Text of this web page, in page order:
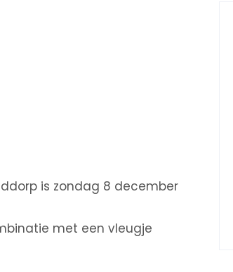
is zondag 8 december
met een vleugje